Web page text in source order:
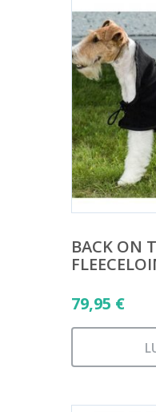
BACK ON
79,95 €